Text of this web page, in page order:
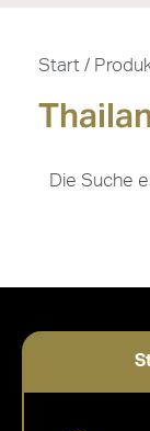
Start /
Die Suche